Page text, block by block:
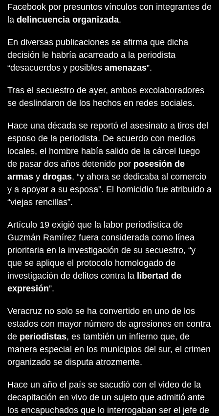
Facebook por presuntos vínculos con integrantes de
la delincuencia organizada.
En diversas publicaciones se afirma que dicha
decisión le habría acarreado a la periodista
“desacuerdos y posibles amenazas”.
Tras el secuestro de ayer, ambos excolaboradores
se deslindaron de los hechos en redes sociales.
Hace una década se reportó el asesinato a tiros del
esposo de la periodista. De acuerdo con medios
locales, el hombre había salido de la cárcel luego
de pasar dos años detenido por posesión de
armas y drogas, “y ahora se dedicaba al comercio
y a apoyar a su esposa”. El homicidio fue atribuido a
“viejas rencillas”.
Artículo 19 exigió que la labor periodística de
Guzmán Ramírez fuera considerada como línea
prioritaria en la investigación de su secuestro, “y
que se aplique el protocolo homologado de
investigación de delitos contra la libertad de
expresión”.
Veracruz no solo se ha convertido en uno de los
estados con mayor número de agresiones en contra
de periodistas, es también un infierno que, de
manera especial en los municipios del sur, el crimen
organizado se disputa atrozmente.
Hace un año el país se sacudió con el video de la
decapitación en vivo de un sujeto que admitió ante
los encapuchados que lo interrogaban ser el jefe de